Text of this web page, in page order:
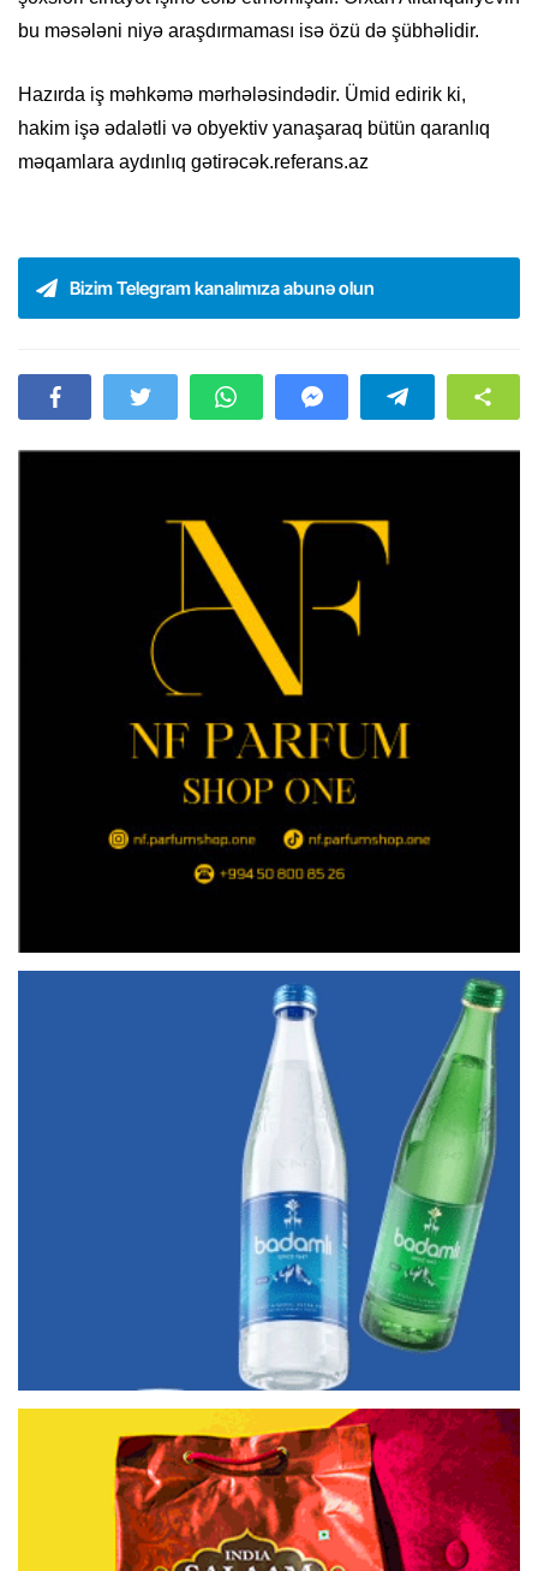
bu məsələni niyə araşdırmaması isə özü də şübhəlidir.
Hazırda iş məhkəmə mərhələsindədir. Ümid edirik ki,
hakim işə ədalətli və obyektiv yanaşaraq bütün qaranlıq
məqamlara aydınlıq gətirəcək.referans.az
Bizim Telegram kanalımıza abunə olun